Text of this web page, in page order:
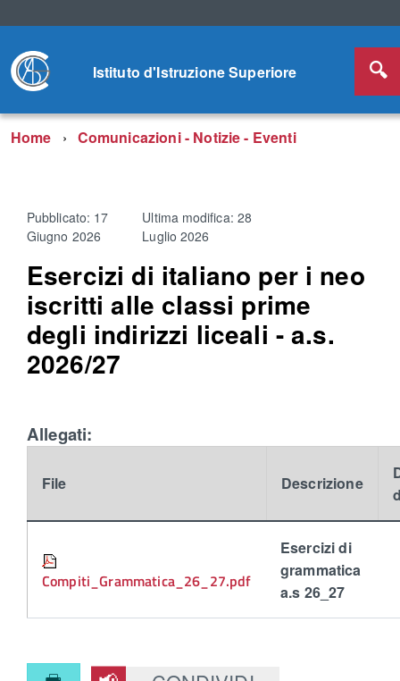
Istituto d'Istruzione Superiore
Home Comunicazioni - Notizie - Eventi
Pubblicato: 17
Giugno 2026
Ultima modifica: 28
Luglio 2026
Esercizi di italiano per i neo
iscritti alle classi prime
degli indirizzi liceali - a.s.
2026/27
Allegati:
File Descrizione
Compiti_Grammatica_26_27.pdf
Esercizi di
grammatica
a.s 26_27